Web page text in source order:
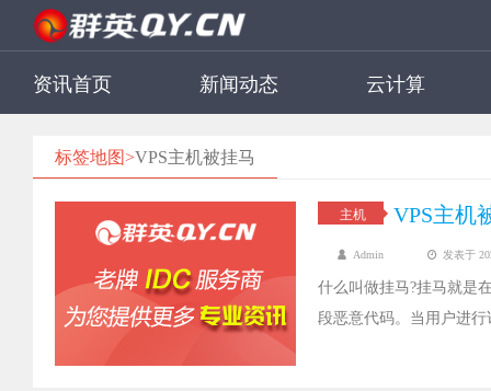
资讯首页 新闻动态 云计算
标签地图>VPS主机被挂马
主机 VPS主机
Admin 发表于
什么叫做挂马?挂马就是
段恶意代码。当用户进